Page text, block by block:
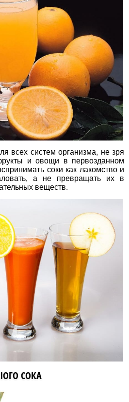
всех систем организма, не зря
и овощи в первозданном
соки как лакомство и
а не превращать их в
веществ.
СОКА